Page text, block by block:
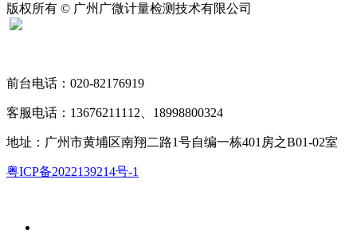
版权所有 © 广州广微计量检测技术有限公司
前台电话：020-82176919
客服电话：13676211112、18998800324
地址：广州市黄埔区南翔二路1号自编一栋401房之B01-02室
粤ICP备2022139214号-1